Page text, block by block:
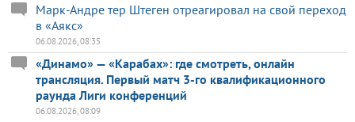
Марк-Андре тер Штеген отреагировал на свой переход
в «Аякс»
06.08.2026, 08:35
«Динамо» — «Карабах»: где смотреть, онлайн
трансляция. Первый матч 3-го квалификационного
раунда Лиги конференций
06.08.2026, 08:09